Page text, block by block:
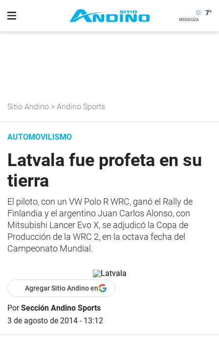
7°
Sitio Andino > Andino Sports
AUTOMOVILISMO
Latvala fue profeta en su
tierra
El piloto, con un VW Polo R WRC, ganó el Rally de
Finlandia y el argentino Juan Carlos Alonso, con
Mitsubishi Lancer Evo X, se adjudicó la Copa de
Producción de la WRC 2, en la octava fecha del
Campeonato Mundial.
Agregar Sitio Andino en
PorSección Andino Sports
3 de agosto de 2014 - 13:12